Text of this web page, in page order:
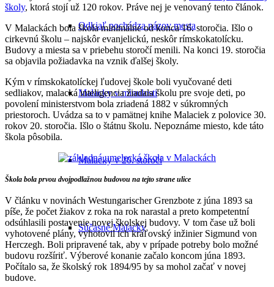
Odkiaľ pochádza názov mesta
Malacky v minulosti
Malacky v 20. storočí
Súčasné Malacky
školy, ktorá stojí už 120 rokov. Práve nej je venovaný tento článok.
V Malackách bola škola minimálne od konca 16. storočia. Išlo o
cirkevnú školu – najskôr evanjelickú, neskôr rímskokatolícku.
Budovy a miesta sa v priebehu storočí menili. Na konci 19. storočia
sa objavila požiadavka na vznik ďalšej školy.
Kým v rímskokatolíckej ľudovej škole boli vyučované deti
sedliakov, malacká inteligencia žiadala školu pre svoje deti, po
povolení ministerstvom bola zriadená 1882 v súkromných
priestoroch. Uvádza sa to v pamätnej knihe Malaciek z polovice 30.
rokov 20. storočia. Išlo o štátnu školu. Nepoznáme miesto, kde táto
škola pôsobila.
Škola bola prvou dvojpodlažnou budovou na tejto strane ulice
V článku v novinách Westungarischer Grenzbote z júna 1893 sa
píše, že počet žiakov z roka na rok narastal a preto kompetentní
odsúhlasili postavenie novej školskej budovy. V tom čase už boli
vyhotovené plány, vyhotovil ich kráľovský inžinier Sigmund von
Herczegh. Boli pripravené tak, aby v prípade potreby bolo možné
budovu rozšíriť. Výberové konanie začalo koncom júna 1893.
Počítalo sa, že školský rok 1894/95 by sa mohol začať v novej
budove.